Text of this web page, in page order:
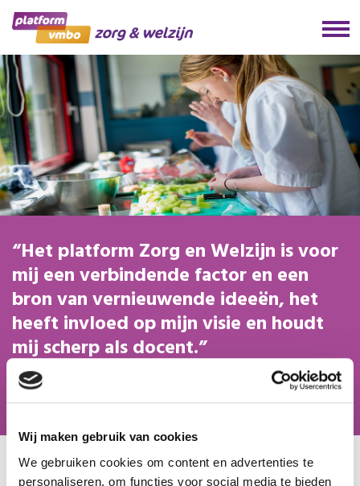
Wij maken gebruik van cookies
We gebruiken cookies om content en advertenties te
personaliseren, om functies voor social media te bieden
Het platform Zorg en Welzijn is voor
mij een verbindende factor en een
bron van vernieuwende ideeën, het
heeft invloed op mijn visie en houdt
mij scherp als docent.
Hiske van der Zweep, docent zorg & welzijn, Schoonhovens
U bevindt zich hier:Home/ Onze scholen /Regius College locatie
Hofstraat